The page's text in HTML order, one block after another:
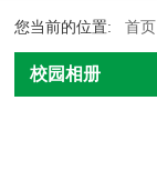
您当前的位置:首页
校园相册